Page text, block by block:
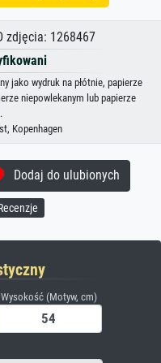
zdjęcia: 1268467
jako wydruk na płótnie, papierze
niepowlekanym lub papierze
Kopenhagen
Dodaj do ulubionych
Wysokość (Motyw, cm)